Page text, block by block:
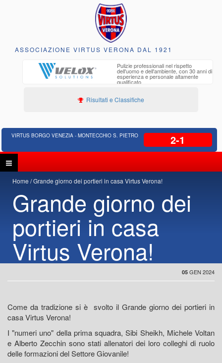
ASSOCIAZIONE VIRTUS VERONA DAL 1921
Pulizie professionali nel rispetto
dell'uomo e dell'ambiente, con 30 anni di
esperienza e personale altamente
qualificato
Risultati e Classifiche
VIRTUS BORGO VENEZIA - MONTECCHIO S. PIETRO 2-1
Home Grande giorno dei portieri in casa Virtus Verona!
Grande giorno dei
portieri in casa
Virtus Verona!
05 GEN 2024
Come da tradizione si è svolto il Grande giorno dei portieri in
casa Virtus Verona!
I "numeri uno" della prima squadra, Sibi Sheikh, Michele Voltan
e Alberto Zecchin sono stati allenatori dei loro colleghi di ruolo
delle formazioni del Settore Giovanile!